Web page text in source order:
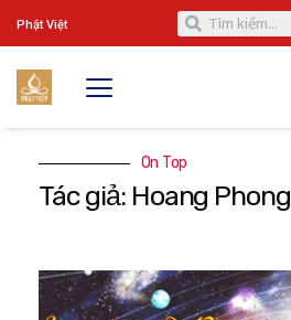
Phật Việt
On Top
Tác giả: Hoang Phong